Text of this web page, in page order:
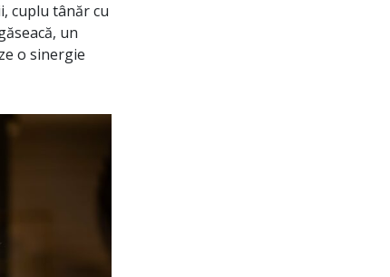
cuplu tânăr cu
un
o sinergie